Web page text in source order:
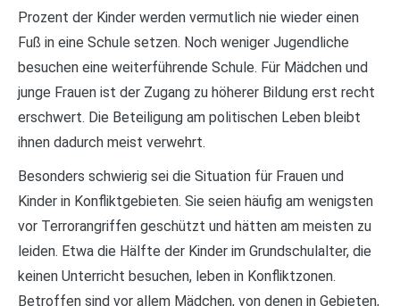
Prozent der Kinder werden vermutlich nie wieder einen
Fuß in eine Schule setzen. Noch weniger Jugendliche
besuchen eine weiterführende Schule. Für Mädchen und
junge Frauen ist der Zugang zu höherer Bildung erst recht
erschwert. Die Beteiligung am politischen Leben bleibt
ihnen dadurch meist verwehrt.
Besonders schwierig sei die Situation für Frauen und
Kinder in Konfliktgebieten. Sie seien häufig am wenigsten
vor Terrorangriffen geschützt und hätten am meisten zu
leiden. Etwa die Hälfte der Kinder im Grundschulalter, die
keinen Unterricht besuchen, leben in Konfliktzonen.
Betroffen sind vor allem Mädchen, von denen in Gebieten,